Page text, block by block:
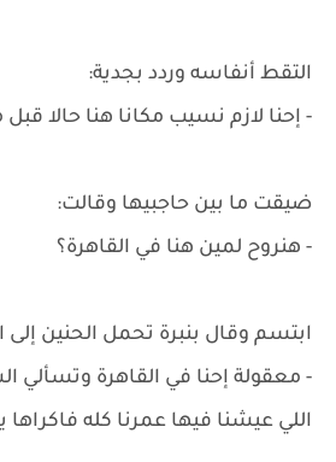
التقط أنفاسه وردد بجدية:
- إحنا لازم نسيب مكانا هنا حالا
ضيقت ما بين حاجبيها وقالت:
- هنروح لمين هنا في القاهرة؟
ابتسم وقال بنبرة تحمل الحنين إلى
- معقولة إحنا في القاهرة وتسألي
اللي عيشنا فيها عمرنا كله فاكراها